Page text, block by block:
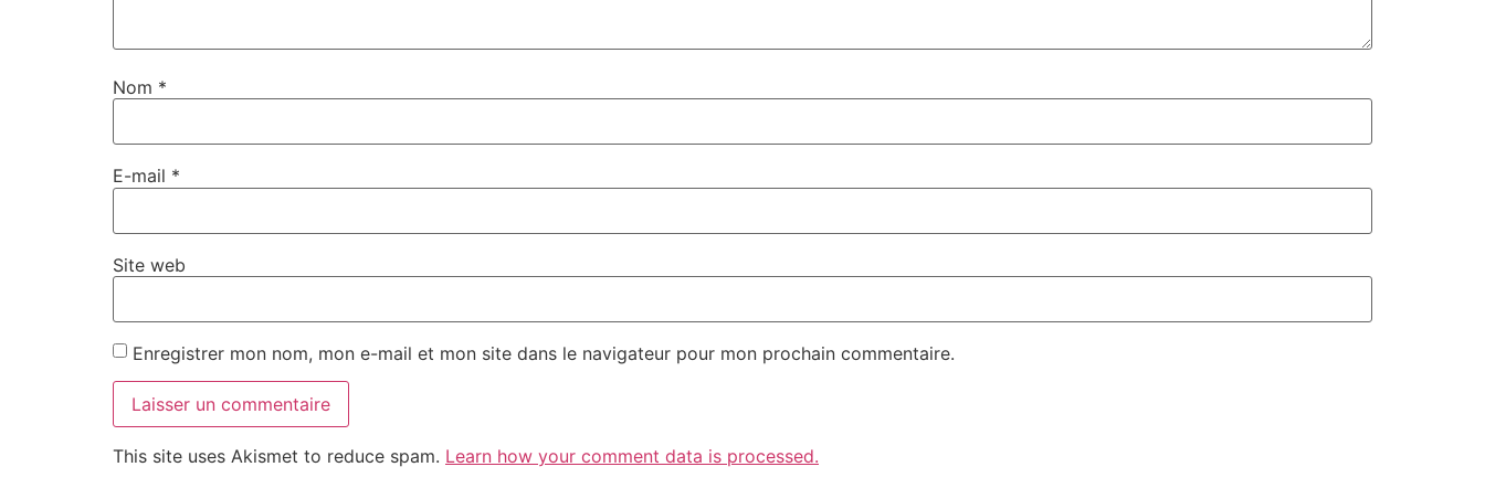
Nom *
E-mail *
Site web
Enregistrer mon nom, mon e-mail et mon site dans le navigateur pour mon prochain commentaire.
This site uses Akismet to reduce spam. Learn how your comment data is processed.